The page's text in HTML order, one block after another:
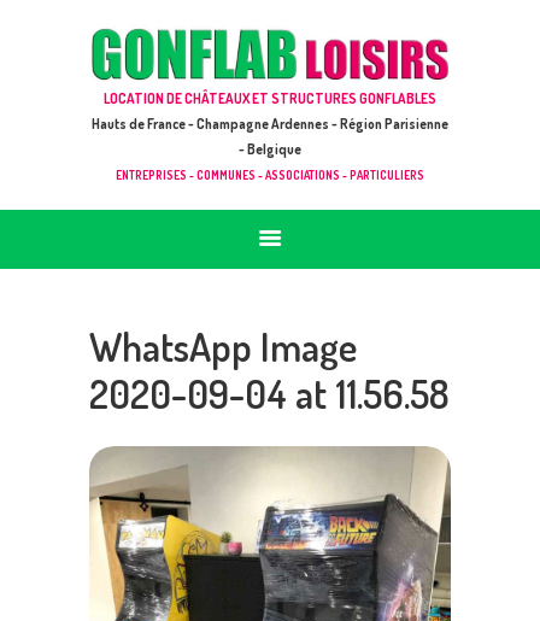
LOCATION DE CHÂTEAUX ET STRUCTURES GONFLABLES
Hauts de France - Champagne Ardennes - Région Parisienne
- Belgique
ENTREPRISES - COMMUNES - ASSOCIATIONS - PARTICULIERS
GONFLAB LOISIRS
ACCUEIL
JEUX À LOUER & PRESTATIONS
CATALOGUE / TARIF
DEMANDE DE DEVIS (SOUS 24H)
WhatsApp Image
2020-09-04 at 11.56.58